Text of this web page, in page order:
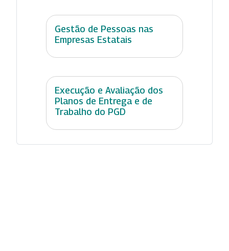
Gestão de Pessoas nas
Empresas Estatais
Execução e Avaliação dos
Planos de Entrega e de
Trabalho do PGD